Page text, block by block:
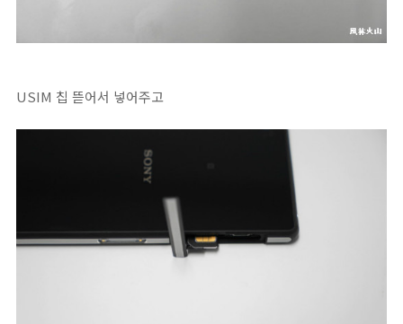
USIM 칩 뜯어서 넣어주고